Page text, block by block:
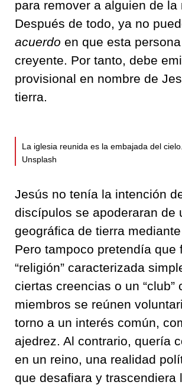
para remover a alguien de la
Después de todo, ya no
acuerdo en que esta
creyente. Por tanto, debe
provisional en nombre de
tierra.
La iglesia reunida es la embajada del
Unsplash
Jesús no tenía la intención
discípulos se apoderaran de
geográfica de tierra mediante
Pero tampoco pretendía que
“religión” caracterizada
ciertas creencias o un “club”
miembros se reúnen
torno a un interés común,
ajedrez. Al contrario, quería
en un reino, una realidad
que desafiara y trascendiera